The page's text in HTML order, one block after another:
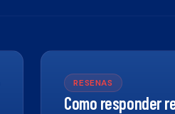
RESENAS
Como responder